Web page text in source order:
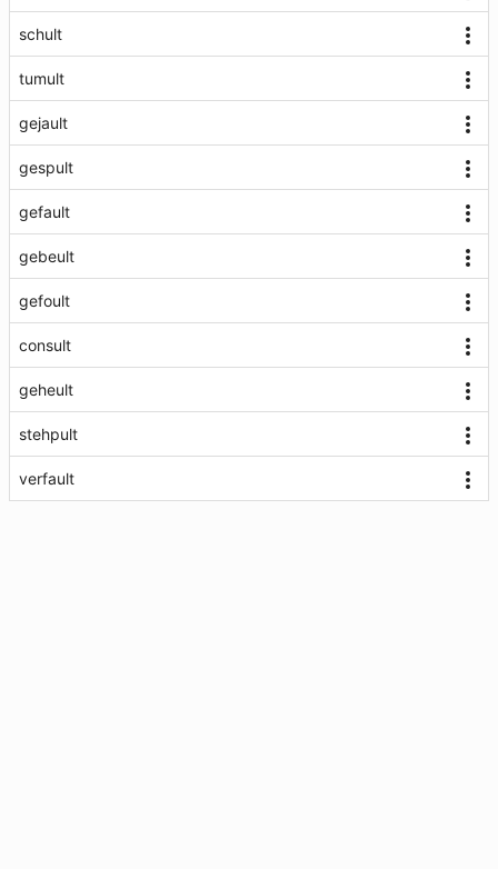
schult
tumult
gejault
gespult
gefault
gebeult
gefoult
consult
geheult
stehpult
verfault